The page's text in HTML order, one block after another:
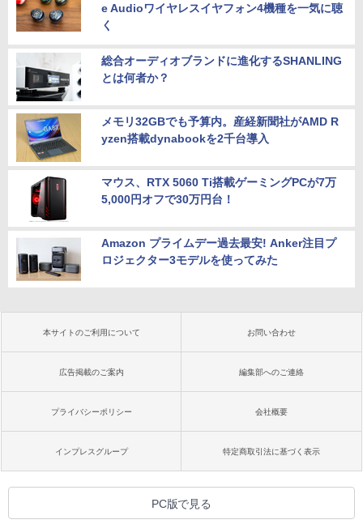
e Audioワイヤレスイヤフォン4機種を一気に聴
く
総合オーディオブランドに進化するSHANLING
とは何者か？
メモリ32GBでも予算内。産経新聞社がAMD R
yzen搭載dynabookを2千台導入
マウス、RTX 5060 Ti搭載ゲーミングPCが7万
5,000円オフで30万円台！
Amazon プライムデー過去最安! Anker注目プ
ロジェクター3モデルを使ってみた
本サイトのご利用について お問い合わせ
広告掲載のご案内 編集部へのご連絡
プライバシーポリシー 会社概要
インプレスグループ 特定商取引法に基づく表示
PC版で見る